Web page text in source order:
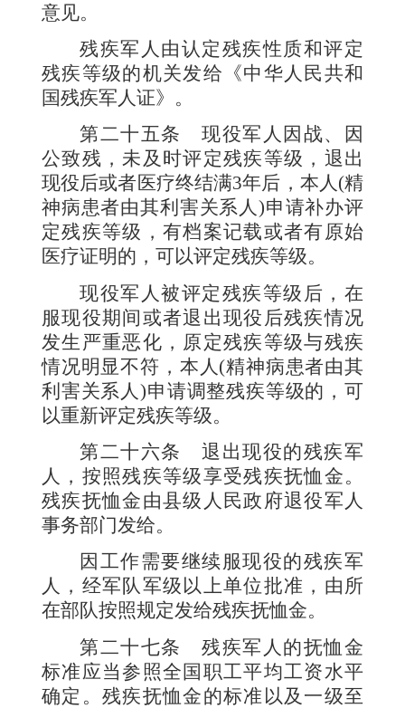
意见。
残疾军人由认定残疾性质和评定
残疾等级的机关发给《中华人民共和
国残疾军人证》。
第二十五条现役军人因战、因
公致残，未及时评定残疾等级，退出
现役后或者医疗终结满3年后，本人(精
神病患者由其利害关系人)申请补办评
定残疾等级，有档案记载或者有原始
医疗证明的，可以评定残疾等级。
现役军人被评定残疾等级后，在
服现役期间或者退出现役后残疾情况
发生严重恶化，原定残疾等级与残疾
情况明显不符，本人 (精神病患者由其
利害关系人)申请调整残疾等级的，可
以重新评定残疾等级。
第二十六条退出现役的残疾军
人，按照残疾等级享受残疾抚恤金。
残疾抚恤金由县级人民政府退役军人
事务部门发给。
因工作需要继续服现役的残疾军
人，经军队军级以上单位批准，由所
在部队按照规定发给残疾抚恤金。
第二十七条残疾军人的抚恤金
标准应当参照全国职工平均工资水平
确定。残疾抚恤金的标准以及一级至